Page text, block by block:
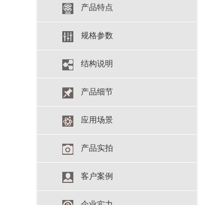
产品特点
规格参数
结构说明
产品细节
应用场景
产品实拍
客户案例